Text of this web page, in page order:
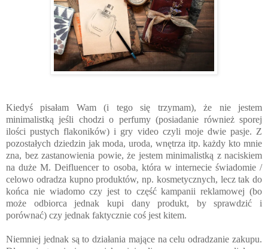
Kiedyś pisałam Wam (i tego się trzymam), że nie jestem
minimalistką jeśli chodzi o perfumy (posiadanie również sporej
ilości pustych flakoników) i gry video czyli moje dwie pasje. Z
pozostałych dziedzin jak moda, uroda, wnętrza itp. każdy kto mnie
zna, bez zastanowienia powie, że jestem minimalistką z naciskiem
na duże M. Deifluencer to osoba, która w internecie świadomie /
celowo odradza kupno produktów, np. kosmetycznych, lecz tak do
końca nie wiadomo czy jest to część kampanii reklamowej (bo
może odbiorca jednak kupi dany produkt, by sprawdzić i
porównać) czy jednak faktycznie coś jest kitem.
Niemniej jednak są to działania mające na celu odradzanie zakupu.